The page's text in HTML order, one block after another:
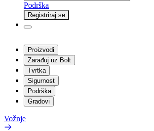
Podrška
Registriraj se
Proizvodi
Zarađuj uz Bolt
Tvrtka
Sigurnost
Podrška
Gradovi
Vožnje